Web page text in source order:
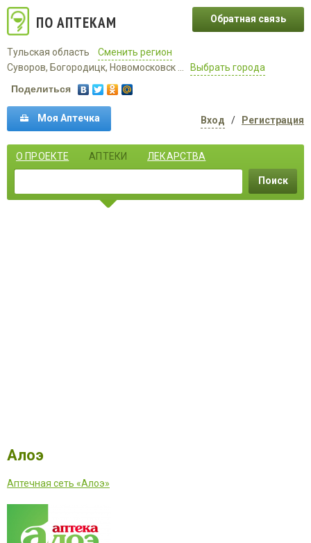
ПО АПТЕКАМ
Тульская область
Сменить регион
Суворов, Богородицк, Новомосковск ...
Выбрать города
Обратная связь
Поделиться
Моя Аптечка Вход / Регистрация
О ПРОЕКТЕ АПТЕКИ ЛЕКАРСТВА
Поиск
Алоэ
Аптечная сеть «Алоэ»